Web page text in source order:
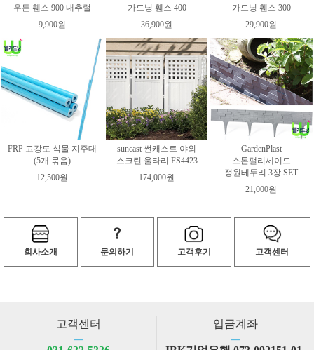
우든 휀스 900 내추럴
9,900원
가드닝 휀스 400
36,900원
가드닝 휀스 300
29,900원
FRP 고강도 식물 지주대
(5개 묶음)
12,500원
suncast 썬캐스트 야외
스크린 울타리 FS4423
174,000원
GardenPlast
스톤팰리세이드
정원테두리 3장 SET
21,000원
회사소개 문의하기 고객후기 고객센터
고객센터
ㅡ
입금계좌
ㅡ